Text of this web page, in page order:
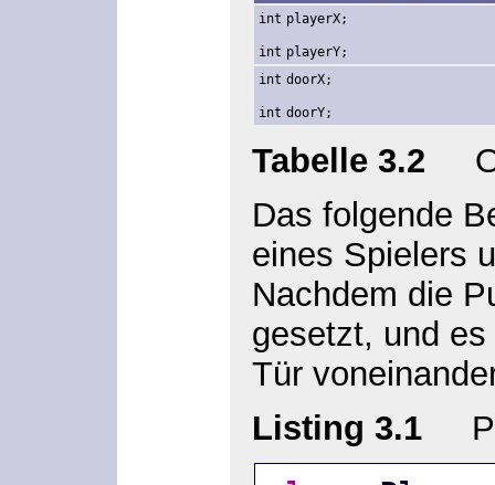
int playerX;
int playerY;
int doorX;
int doorY;
Tabelle 3.2
Das folgende
eines Spielers
Nachdem die
gesetzt, und
Tür
Listing 3.1